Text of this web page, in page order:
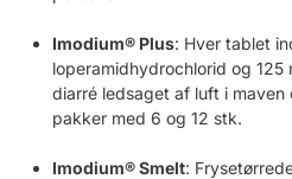
Imodium® Plus: Hver tablet
loperamidhydrochlorid og
diarré ledsaget af luft i maven
pakker med 6 og 12 stk.
Imodium® Smelt: